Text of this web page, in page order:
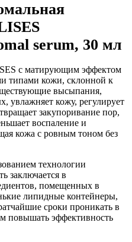
serum, 30 мл
с матирующим эффектом
типами кожи, склонной к
высыпания,
увлажняет кожу, регулирует
закупоривание пор,
воспаление и
кожа с ровным тоном без
технологии
заключается в
помещенных в
липидные контейнеры,
сроки проникать в
повышать эффективность